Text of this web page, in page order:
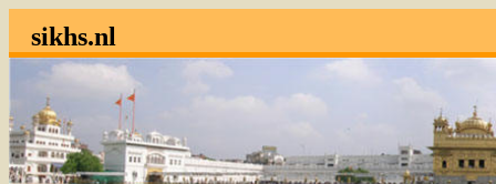
sikhs.nl